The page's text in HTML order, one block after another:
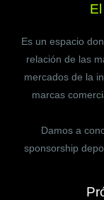
Es un espacio
relación de las
mercados de la
marcas
Damos a
sponsorship